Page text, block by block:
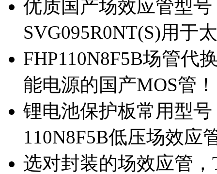
优质国产场效应管型
SVG095R0NT(S)用于
FHP110N8F5B场管代
能电源的国产MOS管！
锂电池保护板常用型
110N8F5B低压场效应
选对封装的场效应管